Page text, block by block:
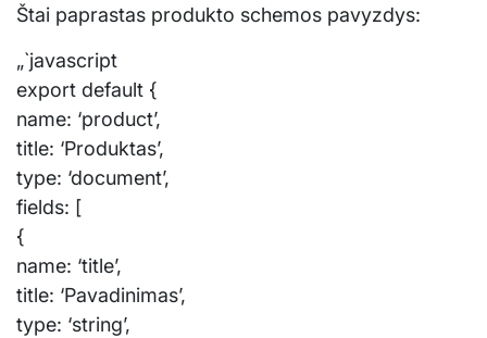
Štai paprastas produkto schemos pavyzdys:
„`javascript
export default {
name: ‘product’,
title: ‘Produktas’,
type: ‘document’,
fields: [
{
name: ‘title’,
title: ‘Pavadinimas’,
type: ‘string’,